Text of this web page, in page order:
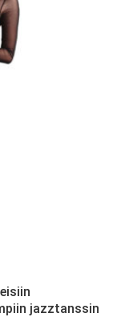
jazztanssin